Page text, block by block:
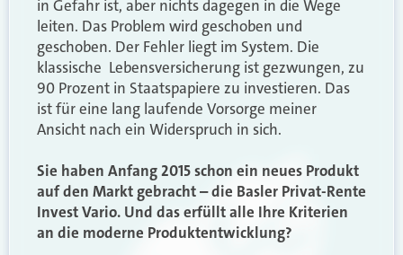
in Gefahr ist, aber nichts dagegen in die Wege
leiten. Das Problem wird geschoben und
geschoben. Der Fehler liegt im System. Die
klassische Lebensversicherung ist gezwungen, zu
90 Prozent in Staatspapiere zu investieren. Das
ist für eine lang laufende Vorsorge meiner
Ansicht nach ein Widerspruch in sich.
Sie haben Anfang 2015 schon ein neues Produkt
auf den Markt gebracht – die Basler Privat-Rente
Invest Vario. Und das erfüllt alle Ihre Kriterien
an die moderne Produktentwicklung?